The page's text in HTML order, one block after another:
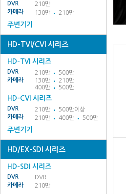
DVR
210만
카메라
130만 210만
주변기기
HD-TVI/CVI 시리즈
HD-TVI 시리즈
DVR 210만
500만
카메라
130만
210만
400만
500만
HD-CVI 시리즈
DVR 210만
500만이상
카메라
210만 400만 500만
주변기기
HD/EX-SDI 시리즈
HD-SDI 시리즈
DVR
DVR
카메라
210만